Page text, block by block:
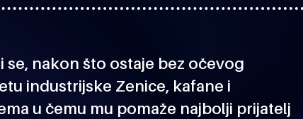
se, nakon što ostaje bez očevog
industrijske Zenice, kafane i
u čemu mu pomaže najbolji prijatelj